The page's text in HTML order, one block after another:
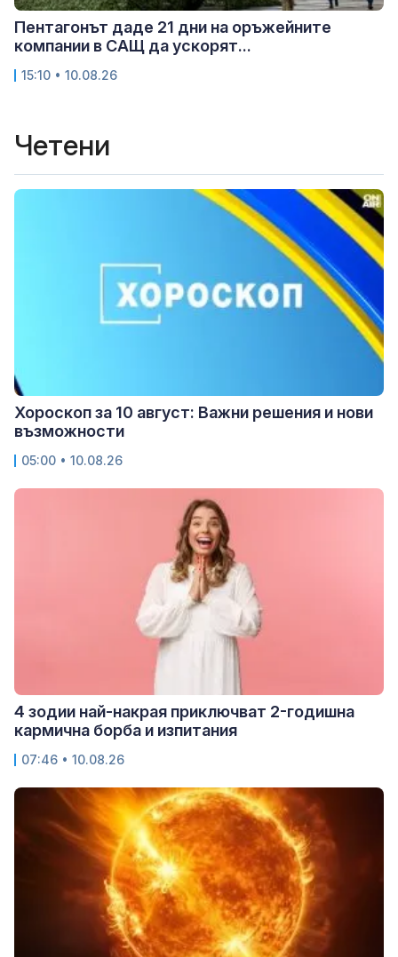
Пентагонът даде 21 дни на оръжейните
компании в САЩ да ускорят...
15:10 • 10.08.26
Четени
Хороскоп за 10 август: Важни решения и нови
възможности
05:00 • 10.08.26
4 зодии най-накрая приключват 2-годишна
кармична борба и изпитания
07:46 • 10.08.26